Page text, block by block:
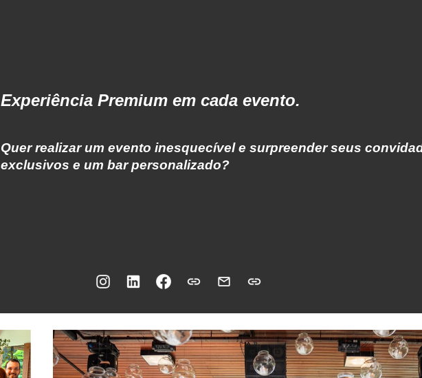
Experiência Premium em cada evento.
Quer realizar um evento inesquecível e surpreender seus
exclusivos e um bar personalizado?